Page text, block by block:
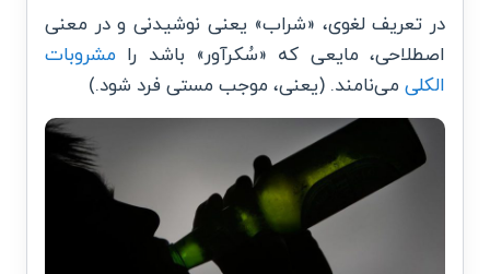
در تعریف لغوی، «شراب» یعنی نوشیدنی و در معنی
اصطلاحی، مایعی که «سُکرآور» باشد را مشروبات
الکلی می‌نامند. (یعنی، موجب مستی فرد شود.)